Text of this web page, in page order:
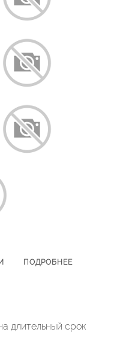
ПОДРОБНЕЕ
длительный срoк